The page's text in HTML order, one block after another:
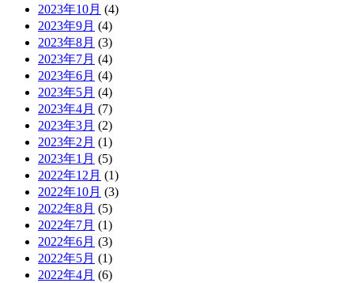
2023年10月 (4)
2023年9月 (4)
2023年8月 (3)
2023年7月 (4)
2023年6月 (4)
2023年5月 (4)
2023年4月 (7)
2023年3月 (2)
2023年2月 (1)
2023年1月 (5)
2022年12月 (1)
2022年10月 (3)
2022年8月 (5)
2022年7月 (1)
2022年6月 (3)
2022年5月 (1)
2022年4月 (6)